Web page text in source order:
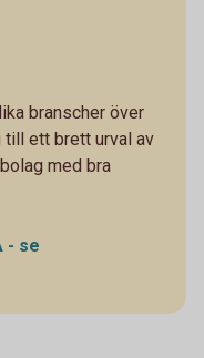
branscher över
till ett brett urval av
med bra
- se